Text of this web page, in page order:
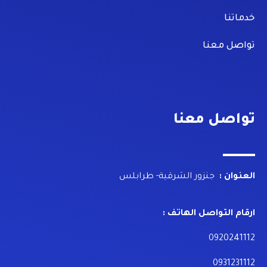
خدماتنا
تواصل معنا
تواصل معنا
العنوان : جنزور الشرقية- طرابلس
ارقام التواصل الهاتف :
0920241112
0931231112